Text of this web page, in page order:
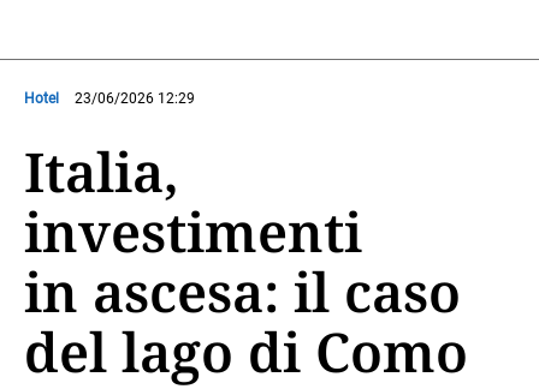
Hotel 23/06/2026 12:29
Italia,
investimenti
in ascesa: il caso
del lago di Como